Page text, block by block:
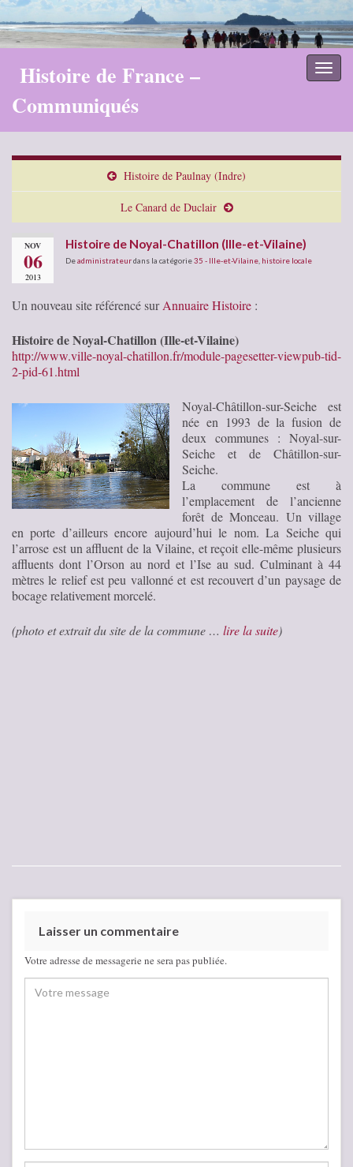
Histoire de France –
Communiqués
Histoire de Paulnay (Indre)
Le Canard de Duclair
NOV
06
2013
Histoire de Noyal-Chatillon (Ille-et-Vilaine)
Deadministrateurdans la catégorie35 - Ille-et-Vilaine histoire locale
Un nouveau site référencé surAnnuaire Histoire :
Histoire de Noyal-Chatillon (Ille-et-Vilaine)
http://www.ville-noyal-chatillon.fr/module-pagesetter-viewpub-tid-
2-pid-61.html
Noyal-Châtillon-sur-Seiche est
née en 1993 de la fusion de
deux communes : Noyal-sur-
Seiche et de Châtillon-sur-
Seiche.
La commune est à
l’emplacement de l’ancienne
forêt de Monceau. Un village
en porte d’ailleurs encore aujourd’hui le nom. La Seiche qui
l’arrose est un affluent de la Vilaine, et reçoit elle-même plusieurs
affluents dont l’Orson au nord et l’Ise au sud. Culminant à 44
mètres le relief est peu vallonné et est recouvert d’un paysage de
bocage relativement morcelé.
(photo et extrait du site de la commune … lire la suite)
Laisser un commentaire
Votre adresse de messagerie ne sera pas publiée.